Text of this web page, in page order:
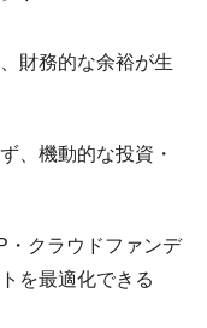
財務的な余裕が生
、機動的な投資・
・クラウドファンデ
を最適化できる